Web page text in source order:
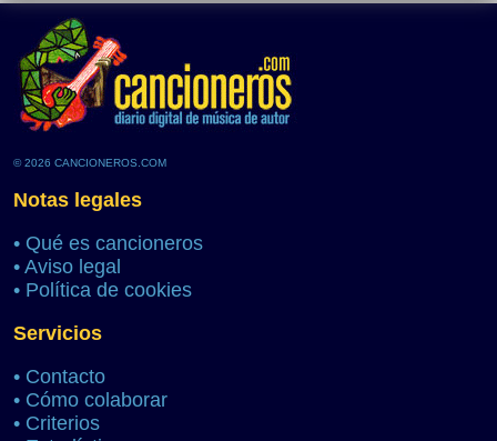
© 2026 CANCIONEROS.COM
Notas legales
• Qué es cancioneros
• Aviso legal
• Política de cookies
Servicios
• Contacto
• Cómo colaborar
• Criterios